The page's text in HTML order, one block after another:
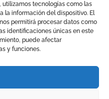
utilizamos tecnologías como las
la información del dispositivo. El
permitirá procesar datos como
identificaciones únicas en este
puede afectar
y funciones.
reservados